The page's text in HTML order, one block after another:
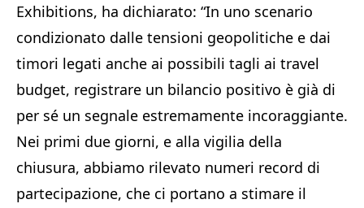
Exhibitions, ha dichiarato: “In uno scenario
condizionato dalle tensioni geopolitiche e dai
timori legati anche ai possibili tagli ai travel
budget, registrare un bilancio positivo è già di
per sé un segnale estremamente incoraggiante.
Nei primi due giorni, e alla vigilia della
chiusura, abbiamo rilevato numeri record di
partecipazione, che ci portano a stimare il